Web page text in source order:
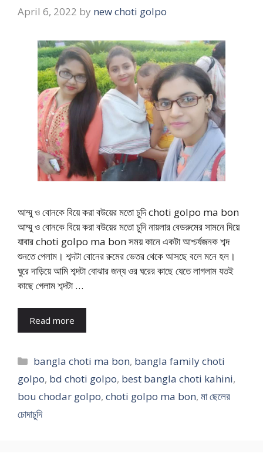
April 6, 2022 by new choti golpo
আম্মু ও বোনকে বিয়ে করা বউয়ের মতো চুদি choti golpo ma bon
আম্মু ও বোনকে বিয়ে করা বউয়ের মতো চুদি নায়লার বেডরুমের সামনে দিয়ে
যাবার choti golpo ma bon সময় কানে একটা আশ্চর্যজনক শব্দ
শুনতে পেলাম। শব্দটা বোনের রুমের ভেতর থেকে আসছে বলে মনে হল।
ঘুরে দাড়িয়ে আমি শব্দটা বোঝার জন্য ওর ঘরের কাছে যেতে লাগলাম যতই
কাছে গেলাম শব্দটা …
Read more
Categories
bangla choti ma bon, bangla family choti
golpo, bd choti golpo, best bangla choti kahini,
bou chodar golpo, choti golpo ma bon, মা ছেলের
চোদাচুদি